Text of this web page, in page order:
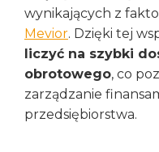
wynikających z
Mevior. Dzięki tej
liczyć na szybki
obrotowego, co
zarządzanie
przedsiębiorstwa.